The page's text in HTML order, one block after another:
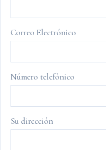
Correo Electrónico
Número telefónico
Su dirección